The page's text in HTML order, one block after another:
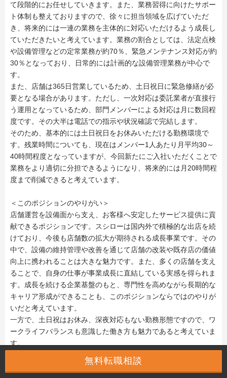
て段階的にお任せしていきます。また、業務習得に向けたサポー
ト体制も整えておりますので、徐々に担当領域を広げていただ
き、将来的には一連の業務を主体的に対応いただけるよう成長し
ていただきたいと考えています。業務の割合としては、法定点検
や設備管理などの定常業務が約70％、緊急メンテナンス対応が約
30％となっており、日常的には計画的な設備管理業務が中心で
す。
また、店舗は365日営業しているため、土日祝日に緊急修繕が必
要となる場合があります。ただし、一次対応は委託業者が直接行
う運用となっているため、部門メンバーによる対応は月に数回程
度です。その大半は電話での指示や状況確認で完結します。
そのため、基本的には土日祝日をお休みいただける勤務環境で
す。残業時間についても、現在はメンバー1人あたり月平均30～
40時間程度となっていますが、今回新たにご入社いただくことで
業務をより適切に分担できるようになり、将来的には月20時間程
度まで削減できると考えています。
＜このポジションのやりがい＞
店舗運営を設備面から支え、お客様へ安定したサービス提供に貢
献できるポジションです。スシローは国内外で積極的な出店を続
けており、今後も店舗数の拡大が期待される成長事業です。その
中で、設備の維持管理や改善を通じて店舗の改装や既存店の価値
向上に携われることは大きな魅力です。また、多くの店舗を支え
ることで、自身の仕事が事業成長に直結している実感を得られま
す。成長を続ける企業基盤のもと、専門性を高めながら長期的な
キャリア形成ができることも、このポジションならではのやりが
いだと考えています。
一方で、土日祝はお休み、深夜対応もない勤務形態ですので、ワ
ークライフバランスも意識した働き方も魅力であると考えていま
す。
無料転職相談